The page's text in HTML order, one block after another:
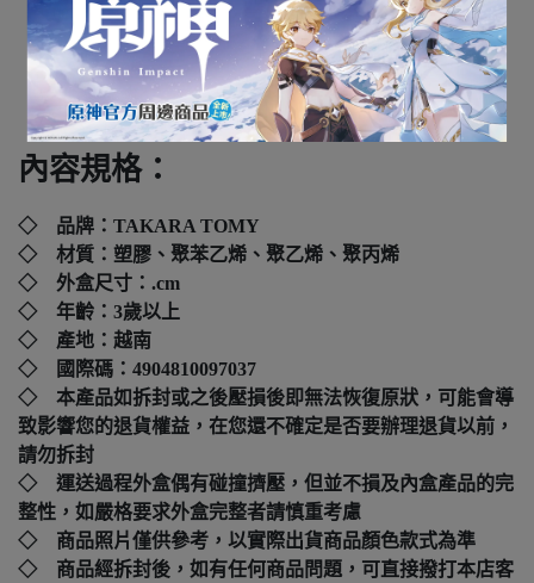
全新未拆封
下標前請先詢問
內容規格：
◇ 品牌：TAKARA TOMY
◇ 材質：塑膠、聚苯乙烯、聚乙烯、聚丙烯
◇ 外盒尺寸：.cm
◇ 年齡：3歲以上
◇ 產地：越南
◇ 國際碼： 4904810097037
◇ 本產品如拆封或之後壓損後即無法恢復原狀，可能會導
致影響您的退貨權益，在您還不確定是否要辦理退貨以前，
請勿拆封
◇ 運送過程外盒偶有碰撞擠壓，但並不損及內盒產品的完
整性，如嚴格要求外盒完整者請慎重考慮
◇ 商品照片僅供參考，以實際出貨商品顏色款式為準
◇ 商品經拆封後，如有任何商品問題，可直接撥打本店客